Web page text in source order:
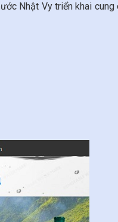
Nhật Vy triển khai cung